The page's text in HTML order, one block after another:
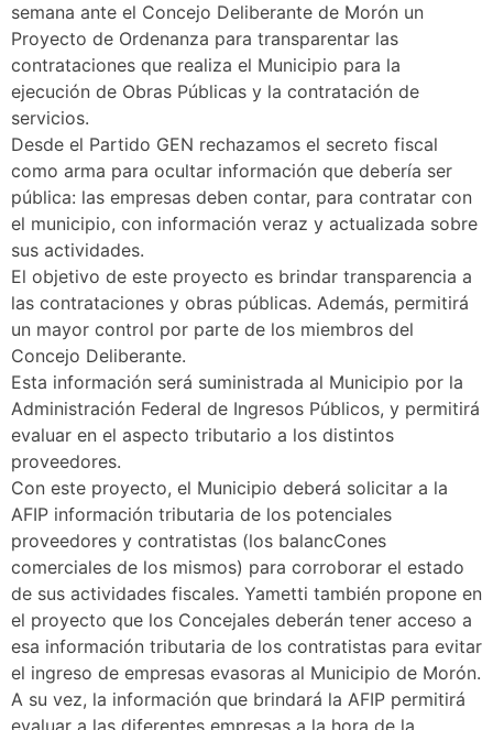
semana ante el Concejo Deliberante de Morón un
Proyecto de Ordenanza para transparentar las
contrataciones que realiza el Municipio para la
ejecución de Obras Públicas y la contratación de
servicios.
Desde el Partido GEN rechazamos el secreto fiscal
como arma para ocultar información que debería ser
pública: las empresas deben contar, para contratar con
el municipio, con información veraz y actualizada sobre
sus actividades.
El objetivo de este proyecto es brindar transparencia a
las contrataciones y obras públicas. Además, permitirá
un mayor control por parte de los miembros del
Concejo Deliberante.
Esta información será suministrada al Municipio por la
Administración Federal de Ingresos Públicos, y permitirá
evaluar en el aspecto tributario a los distintos
proveedores.
Con este proyecto, el Municipio deberá solicitar a la
AFIP información tributaria de los potenciales
proveedores y contratistas (los balancCones
comerciales de los mismos) para corroborar el estado
de sus actividades fiscales. Yametti también propone en
el proyecto que los Concejales deberán tener acceso a
esa información tributaria de los contratistas para evitar
el ingreso de empresas evasoras al Municipio de Morón.
A su vez, la información que brindará la AFIP permitirá
evaluar a las diferentes empresas a la hora de la